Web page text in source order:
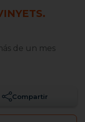
de un mes
Compartir